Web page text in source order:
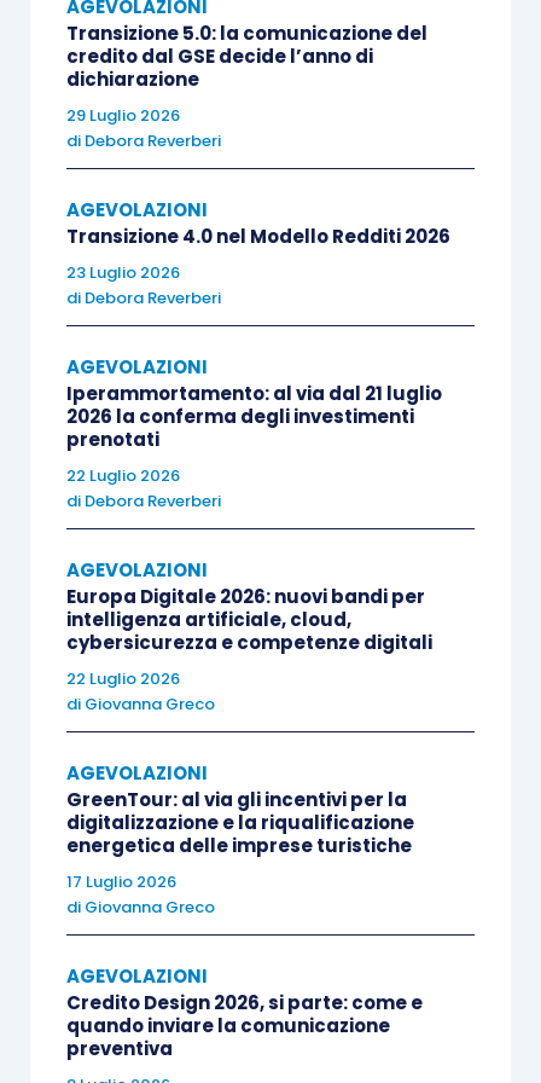
immobili ubicati in zone 2 e 3 in base a
procedure autorizzatorie iniziate
successivamente al 1° gennaio 2017 ma prima
del 1° maggio 2019
di stipula del rogito dell’immobile oggetto degli
interventi di riduzione del rischio sismico
affrontata la problematica dei
da rispettare per fruire delsismabonus acquisti
questione già oggetto di diverse risposte ad
istanze di interpello.
stipulato l’atto di acquistorelativo all’immobile
oggetto dei lavorientro il termine di vigenza
dell’agevolazione.
Il termine in questione è:
il31 dicembre 2021, qualora si intenda
fruire delsismabonusnella versione
“originaria”,
dell’85% a seconda del fatto che si
realizzi un miglioramento di,
rispettivamente, una o almeno due classi
sismiche;
il30 giugno 2022,
AGEVOLAZIONI
Transizione 5.0: la comunicazione del
credito dal GSE decide l’anno di
dichiarazione
29 Luglio 2026
di Debora Reverberi
AGEVOLAZIONI
Transizione 4.0 nel Modello Redditi 2026
23 Luglio 2026
di Debora Reverberi
AGEVOLAZIONI
Iperammortamento: al via dal 21 luglio
2026 la conferma degli investimenti
prenotati
22 Luglio 2026
di Debora Reverberi
AGEVOLAZIONI
Europa Digitale 2026: nuovi bandi per
intelligenza artificiale, cloud,
cybersicurezza e competenze digitali
22 Luglio 2026
di Giovanna Greco
AGEVOLAZIONI
GreenTour: al via gli incentivi per la
digitalizzazione e la riqualificazione
energetica delle imprese turistiche
17 Luglio 2026
di Giovanna Greco
AGEVOLAZIONI
Credito Design 2026, si parte: come e
quando inviare la comunicazione
preventiva